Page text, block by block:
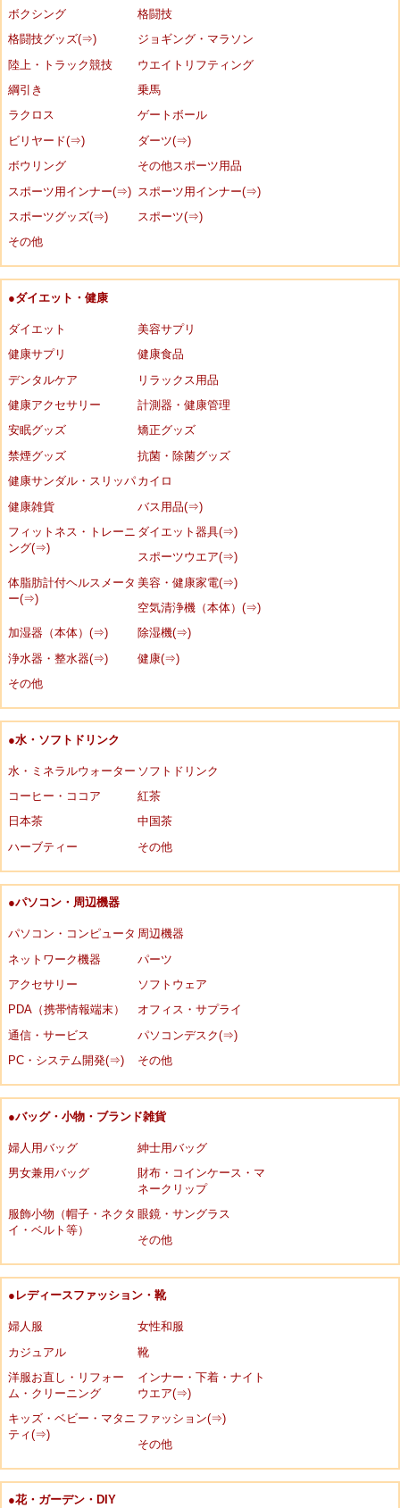
ボクシング
格闘技
格闘技グッズ(⇒)
ジョギング・マラソン
陸上・トラック競技
ウエイトリフティング
綱引き
乗馬
ラクロス
ゲートボール
ビリヤード(⇒)
ダーツ(⇒)
ボウリング
その他スポーツ用品
スポーツ用インナー(⇒)
スポーツ用インナー(⇒)
スポーツグッズ(⇒)
スポーツ(⇒)
その他
●ダイエット・健康
ダイエット
美容サプリ
健康サプリ
健康食品
デンタルケア
リラックス用品
健康アクセサリー
計測器・健康管理
安眠グッズ
矯正グッズ
禁煙グッズ
抗菌・除菌グッズ
健康サンダル・スリッパ カイロ
健康雑貨
バス用品(⇒)
フィットネス・トレーニ
ング(⇒)
ダイエット器具(⇒)
スポーツウエア(⇒)
体脂肪計付ヘルスメータ
ー(⇒)
美容・健康家電(⇒)
空気清浄機（本体）(⇒)
加湿器（本体）(⇒)
除湿機(⇒)
浄水器・整水器(⇒)
健康(⇒)
その他
●水・ソフトドリンク
水・ミネラルウォーター ソフトドリンク
コーヒー・ココア
紅茶
日本茶
中国茶
ハーブティー
その他
●パソコン・周辺機器
パソコン・コンピュータ 周辺機器
ネットワーク機器
パーツ
アクセサリー
ソフトウェア
PDA（携帯情報端末）
オフィス・サプライ
通信・サービス
パソコンデスク(⇒)
PC・システム開発(⇒)
その他
●バッグ・小物・ブランド雑貨
婦人用バッグ
紳士用バッグ
男女兼用バッグ
財布・コインケース・マ
ネークリップ
服飾小物（帽子・ネクタ
イ・ベルト等）
眼鏡・サングラス
その他
●レディースファッション・靴
婦人服
女性和服
カジュアル
靴
洋服お直し・リフォー
ム・クリーニング
インナー・下着・ナイト
ウエア(⇒)
キッズ・ベビー・マタニ
ティ(⇒)
ファッション(⇒)
その他
●花・ガーデン・DIY